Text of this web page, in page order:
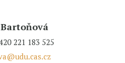
221 183 525